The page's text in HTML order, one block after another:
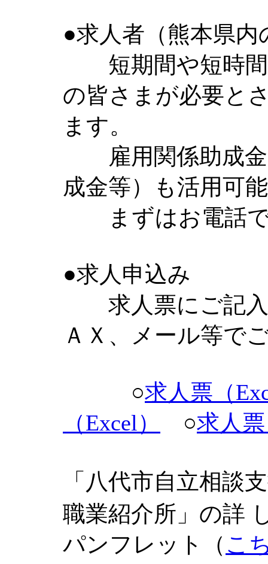
●求人者（熊本県内
短期間や短時間
の皆さまが必要と
ます。
雇用関係助成金
成金等）も活用可
まずはお電話で
●求人申込み
求人票にご記入
ＡＸ、メール等で
○求人票（
（Excel）
○求人
「 八代市自立相談
職業紹介所」 の詳
パンフレット（ こ